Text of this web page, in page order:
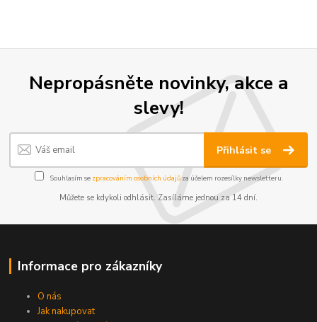
Nepropásněte novinky, akce a
slevy!
Přihlásit se
Souhlasím se zpracováním osobních údajůza účelem rozesílky newsletteru.
Můžete se kdykoli odhlásit. Zasíláme jednou za 14 dní.
Informace pro zákazníky
O nás
Jak nakupovat